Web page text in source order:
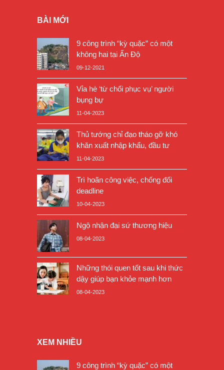
BÀI MỚI
9 công trình “kỳ quặc” có một
không hai tại Ấn Độ
09-12-2021
Vỉa hè ‘từ chối phục vụ’ người
bụng bự
11-04-2023
Thủ tướng chỉ đạo tháo gỡ khó
khăn xuất nhập khẩu, đầu tư
11-04-2023
Trì hoãn công việc, chống đối
deadline
10-04-2023
Ngộ nhận đại sứ thương hiệu
08-04-2023
Những thói quen tốt sau khi thức
dậy giúp bạn khỏe mạnh hơn
08-04-2023
XEM NHIỀU
9 công trình “kỳ quặc” có một